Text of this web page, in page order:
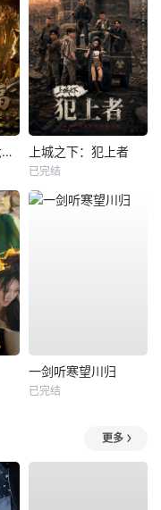
八朵金花有福，六零猎户爹进山挖宝藏 上城之下：犯上者
已完结
一剑听寒望川归
已完结
更多